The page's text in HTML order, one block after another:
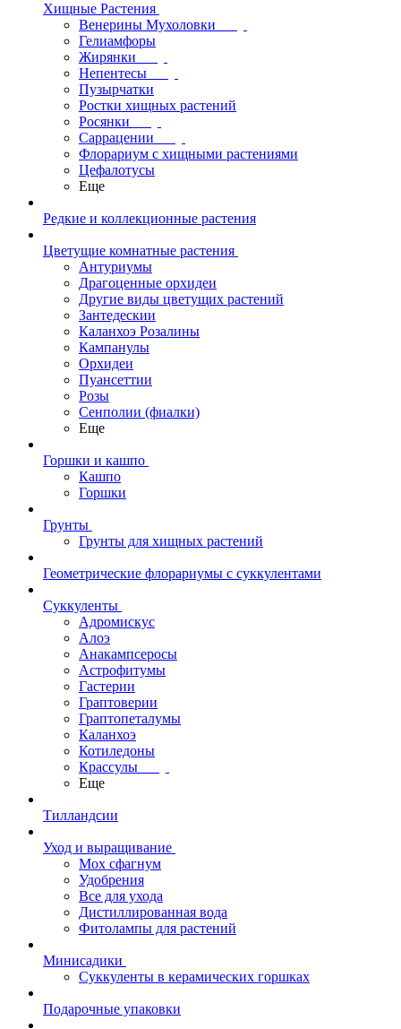
Хищные Растения
Венерины Мухоловки
Гелиамфоры
Жирянки
Непентесы
Пузырчатки
Ростки хищных растений
Росянки
Саррацении
Флорариум с хищными растениями
Цефалотусы
Еще
Редкие и коллекционные растения
Цветущие комнатные растения
Антуриумы
Драгоценные орхидеи
Другие виды цветущих растений
Зантедескии
Каланхоэ Розалины
Кампанулы
Орхидеи
Пуансеттии
Розы
Сенполии (фиалки)
Еще
Горшки и кашпо
Кашпо
Горшки
Грунты
Грунты для хищных растений
Геометрические флорариумы с суккулентами
Суккуленты
Адромискус
Алоэ
Анакампсеросы
Астрофитумы
Гастерии
Граптоверии
Граптопеталумы
Каланхоэ
Котиледоны
Крассулы
Еще
Тилландсии
Уход и выращивание
Мох сфагнум
Удобрения
Все для ухода
Дистиллированная вода
Фитолампы для растений
Минисадики
Суккуленты в керамических горшках
Подарочные упаковки